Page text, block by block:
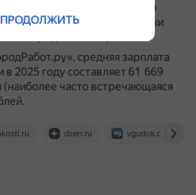
Грозном, Санкт-Петербурге и
Дальнего Востока проводники
в среднем по стране.
средняя зарплата
в 2025 году составляет 61 669
часто встречающаяся
dzen.ru vgudok.com
ПРОДОЛЖИТЬ